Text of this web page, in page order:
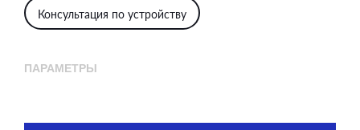
Консультация по устройству
ПАРАМЕТРЫ